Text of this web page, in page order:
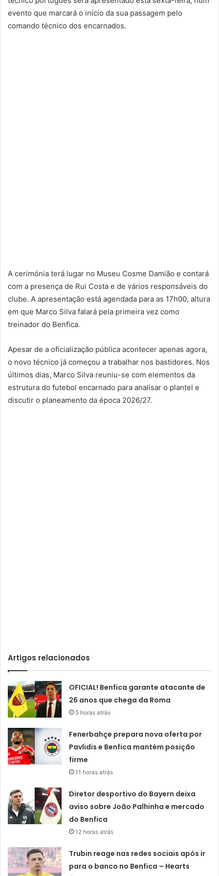
evento que marcará o início da sua passagem pelo
comando técnico dos encarnados.
A cerimónia terá lugar no Museu Cosme Damião e contará
com a presença de Rui Costa e de vários responsáveis do
clube. A apresentação está agendada para as 17h00, altura
em que Marco Silva falará pela primeira vez como
treinador do Benfica.
Apesar de a oficialização pública acontecer apenas agora,
o novo técnico já começou a trabalhar nos bastidores. Nos
últimos dias, Marco Silva reuniu-se com elementos da
estrutura do futebol encarnado para analisar o plantel e
discutir o planeamento da época 2026/27.
Artigos relacionados
OFICIAL! Benfica garante atacante de
26 anos que chega da Roma
5 horas atrás
Fenerbahçe prepara nova oferta por
Pavlidis e Benfica mantém posição
firme
11 horas atrás
Diretor desportivo do Bayern deixa
aviso sobre João Palhinha e mercado
do Benfica
12 horas atrás
Trubin reage nas redes sociais após ir
para o banco no Benfica – Hearts